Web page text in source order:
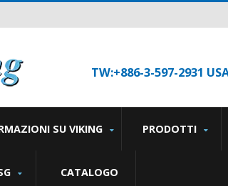
TW:+886-3-597-2931
SU VIKING PRODOTTI
CATALOGO